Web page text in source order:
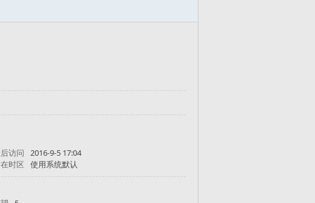
访问
2016-9-5 17:04
时区 使用系统默认